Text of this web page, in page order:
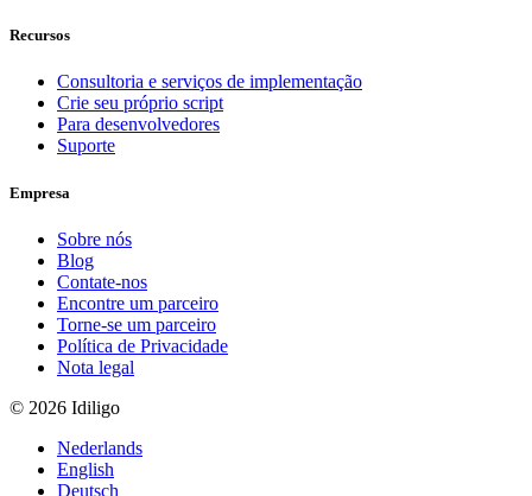
Recursos
Consultoria e serviços de implementação
Crie seu próprio script
Para desenvolvedores
Suporte
Empresa
Sobre nós
Blog
Contate-nos
Encontre um parceiro
Torne-se um parceiro
Política de Privacidade
Nota legal
© 2026 Idiligo
Nederlands
English
Deutsch